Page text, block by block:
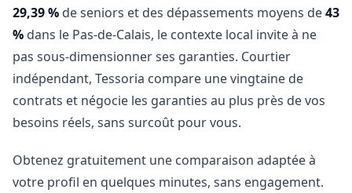
29,39 % de seniors et des dépassements moyens de43
% dans le Pas-de-Calais, le contexte local invite à ne
pas sous-dimensionner ses garanties. Courtier
indépendant, Tessoria compare une vingtaine de
contrats et négocie les garanties au plus près de vos
besoins réels, sans surcoût pour vous.
Obtenez gratuitement une comparaison adaptée à
votre profil en quelques minutes, sans engagement.